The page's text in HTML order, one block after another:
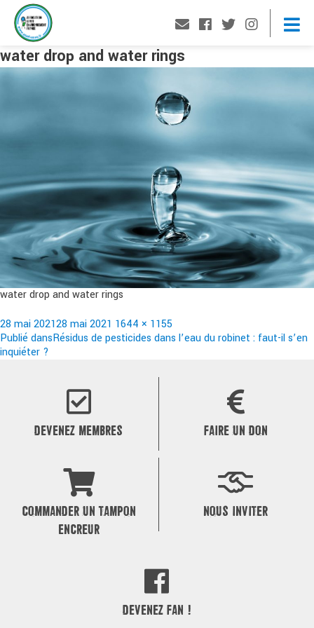
water drop and water rings
water drop and water rings
Publié
le
28 mai 202128 mai 2021 Taille
réelle
1644 × 1155
Navigation
de
Publié dansRésidus de pesticides dans l’eau du robinet : faut-il s’en
inquiéter ?
DEVENEZ MEMBRES FAIRE UN DON
COMMANDER UN TAMPON
ENCREUR
NOUS INVITER
DEVENEZ FAN !